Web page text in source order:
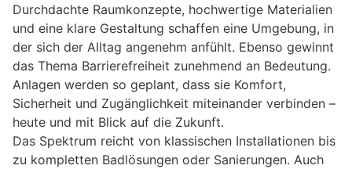
Durchdachte Raumkonzepte, hochwertige Materialien
und eine klare Gestaltung schaffen eine Umgebung, in
der sich der Alltag angenehm anfühlt. Ebenso gewinnt
das Thema Barrierefreiheit zunehmend an Bedeutung.
Anlagen werden so geplant, dass sie Komfort,
Sicherheit und Zugänglichkeit miteinander verbinden –
heute und mit Blick auf die Zukunft.
Das Spektrum reicht von klassischen Installationen bis
zu kompletten Badlösungen oder Sanierungen. Auch